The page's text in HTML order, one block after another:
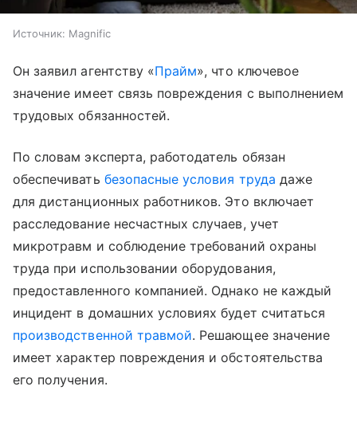
Источник: Magnific
Он заявил агентству «Прайм», что ключевое
значение имеет связь повреждения с выполнением
трудовых обязанностей.
По словам эксперта, работодатель обязан
обеспечивать безопасные условия труда даже
для дистанционных работников. Это включает
расследование несчастных случаев, учет
микротравм и соблюдение требований охраны
труда при использовании оборудования,
предоставленного компанией. Однако не каждый
инцидент в домашних условиях будет считаться
производственной травмой. Решающее значение
имеет характер повреждения и обстоятельства
его получения.